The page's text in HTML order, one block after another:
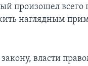
произошел всего
наглядным
закону, власти